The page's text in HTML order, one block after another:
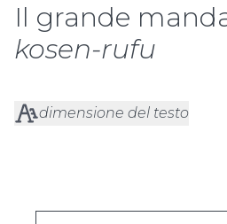
Il grande
kosen-rufu
dimensione del testo